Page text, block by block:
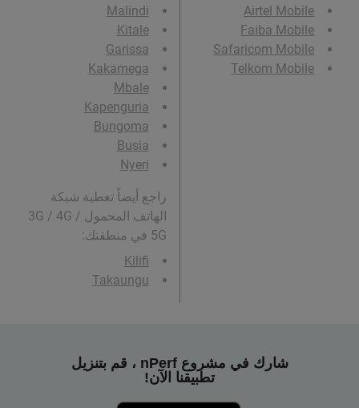
Airtel Mobile
Faiba Mobile
Safaricom Mobile
Telkom Mobile
Malindi
Kitale
Garissa
Kakamega
Mbale
Kapenguria
Bungoma
Busia
Nyeri
راجع أيضاً تغطية شبكة
الهاتف المحمول 3G / 4G /
5G في منطقتك:
Kilifi
Takaungu
شارك في مشروع nPerf ، قم بتنزيل
تطبيقنا الآن!